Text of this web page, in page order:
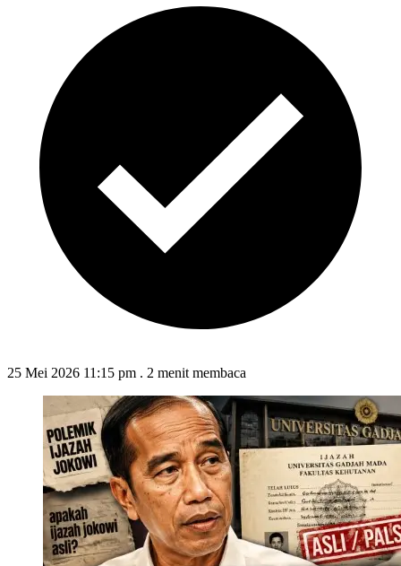
25 Mei 2026 11:15 pm . 2 menit membaca